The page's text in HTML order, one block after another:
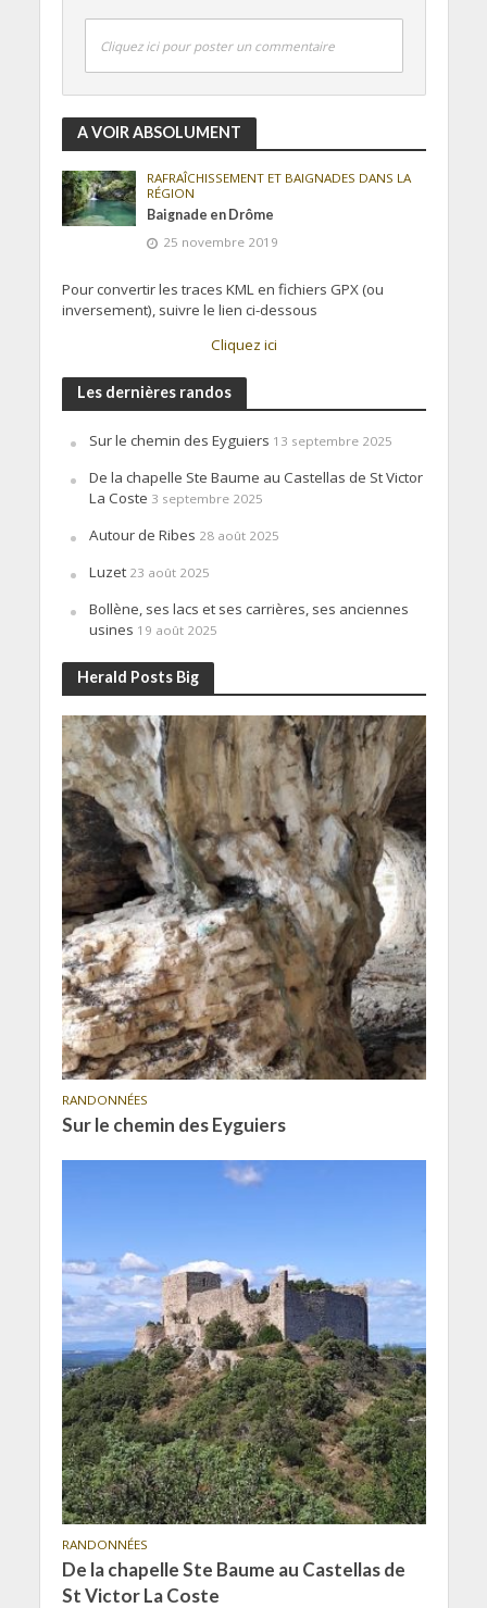
Cliquez ici pour poster un commentaire
A VOIR ABSOLUMENT
RAFRAÎCHISSEMENT ET BAIGNADES DANS LA
RÉGION
Baignade en Drôme
25 novembre 2019
Pour convertir les traces KML en fichiers GPX (ou
inversement), suivre le lien ci-dessous
Cliquez ici
Les dernières randos
Sur le chemin des Eyguiers 13 septembre 2025
De la chapelle Ste Baume au Castellas de St Victor
La Coste 3 septembre 2025
Autour de Ribes 28 août 2025
Luzet 23 août 2025
Bollène, ses lacs et ses carrières, ses anciennes
usines 19 août 2025
Herald Posts Big
RANDONNÉES
Sur le chemin des Eyguiers
RANDONNÉES
De la chapelle Ste Baume au Castellas de
St Victor La Coste